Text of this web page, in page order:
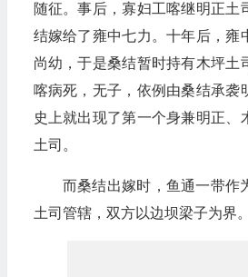
随征。事后，寡妇工喀继明正土
结嫁给了雍中七力。十年后，雍
尚幼，于是桑结暂时持有木坪土
喀病死，无子，依例由桑结承袭
史上就出现了第一个身兼明正、
土司。
而桑结出嫁时，鱼通一带作
土司管辖，双方以边坝梁子为界。